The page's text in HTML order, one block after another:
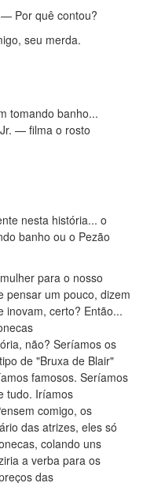
Por quê contou?
seu merda.
tomando banho...
— filma o rosto
nesta história... o
banho ou o Pezão
para o nosso
pensar um pouco, dizem
inovam, certo? Então...
não? Seríamos os
de "Bruxa de Blair"
famosos. Seríamos
tudo. Iríamos
comigo, os
das atrizes, eles só
colando uns
a verba para os
das